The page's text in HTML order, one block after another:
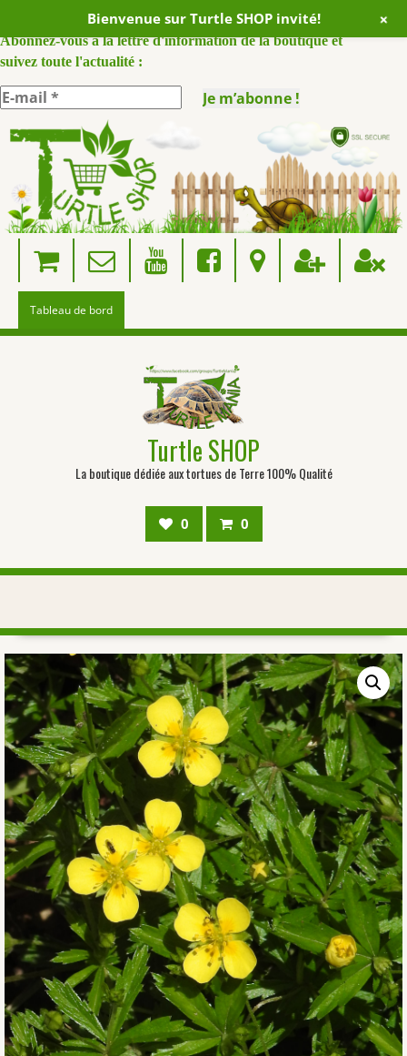
ABONNEZ VOUS A NOTRE NEWSLETTER :
Abonnez-vous à la lettre d'information de la boutique et
suivez toute l'actualité :
Skip
to
content
Tableau de bord
Turtle SHOP
La boutique dédiée aux tortues de Terre 100% Qualité
0 0
Bienvenue sur Turtle SHOP invité! +